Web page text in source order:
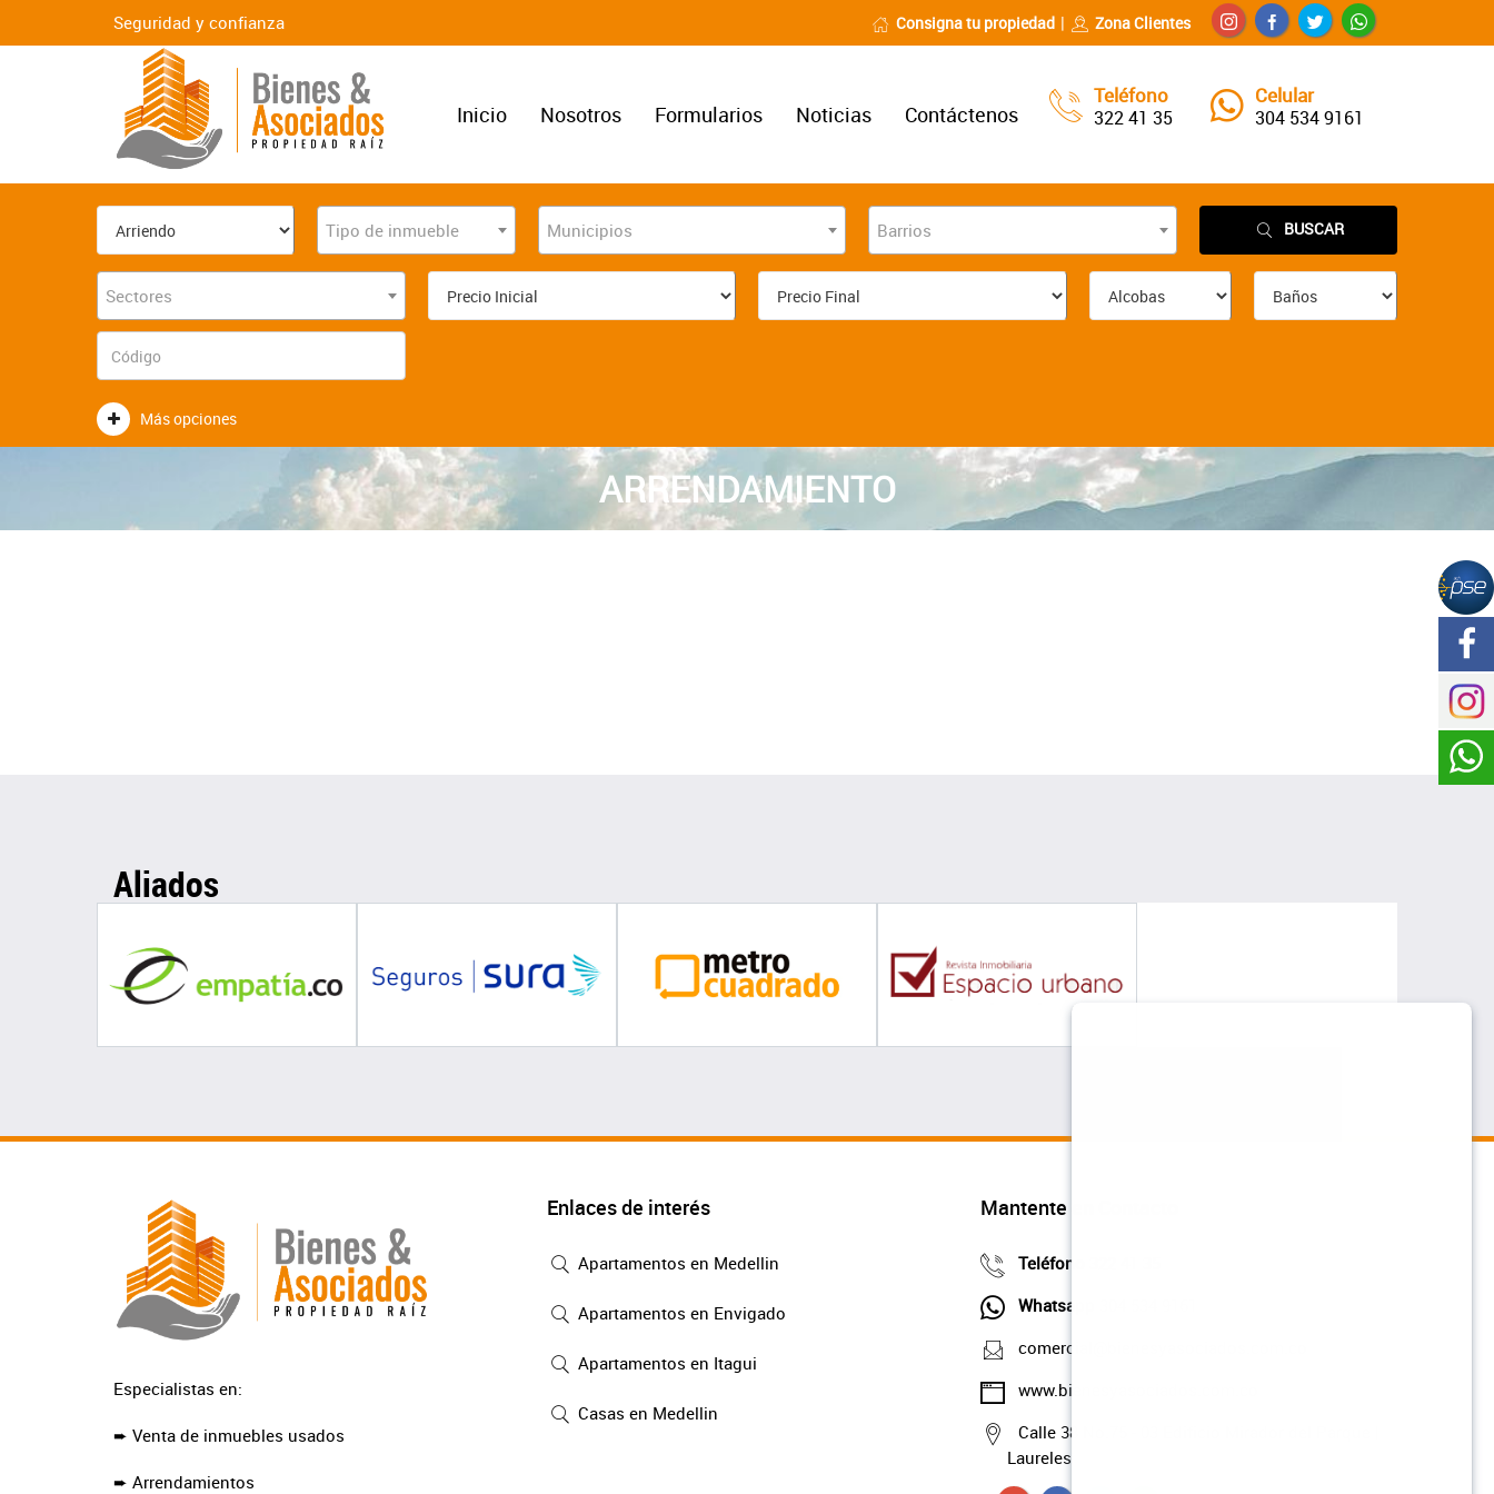
Seguridad y confianza Consigna tu propiedad Zona Clientes
Teléfono
322 41 35
Celular
304 534 9161
Inicio Nosotros Formularios Noticias Contáctenos
Tipo de inmueble Municipios Barrios BUSCAR
Sectores
Más opciones
ARRENDAMIENTO
Aliados
Especialistas en:
➨ Venta de inmuebles usados
➨ Arrendamientos
Enlaces de interés
Apartamentos en Medellin
Apartamentos en Envigado
Apartamentos en Itagui
Casas en Medellin
Mantente en Contacto
Teléfono
Whatsapp
comercial@bienesyasociados.com.co
www.bienesyasociados.com.co
Calle 38 No.75 - 03 Edificio Mirador del Parque |
Laureles